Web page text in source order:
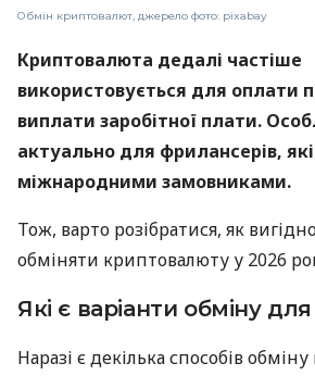
Обмін криптовалют, джерело фото: pixabay
Криптовалюта дедалі частіше
використовується для оплати
виплати заробітної плати.
актуально для фрилансерів,
міжнародними замовниками.
Тож, варто розібратися, як
обміняти криптовалюту у 2026
Які є варіанти обміну для
Наразі є декілька способів